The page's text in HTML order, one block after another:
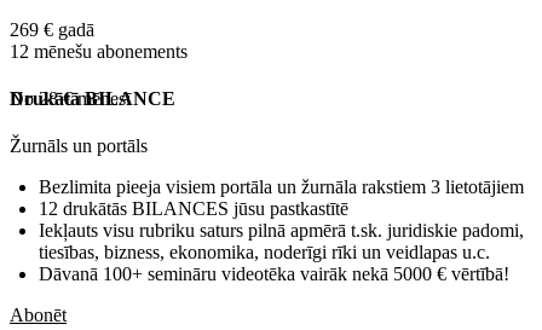
269 € gadā
12 mēnešu abonements
No 28 € mēnesī
Drukātā BILANCE
Žurnāls un portāls
Bezlimita pieeja visiem portāla un žurnāla rakstiem 3 lietotājiem
12 drukātās BILANCES jūsu pastkastītē
Iekļauts visu rubriku saturs pilnā apmērā t.sk. juridiskie padomi,
tiesības, bizness, ekonomika, noderīgi rīki un veidlapas u.c.
Dāvanā 100+ semināru videotēka vairāk nekā 5000 € vērtībā!
Abonēt